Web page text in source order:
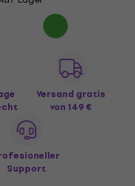
Versand gratis
von 149 €
Support